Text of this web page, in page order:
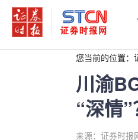
您当前的位置：
川渝
“深情”
来源：证券时报